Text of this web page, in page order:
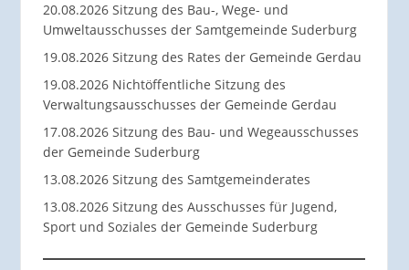
20.08.2026 Sitzung des Bau-, Wege- und
Umweltausschusses der Samtgemeinde Suderburg
19.08.2026 Sitzung des Rates der Gemeinde Gerdau
19.08.2026 Nichtöffentliche Sitzung des
Verwaltungsausschusses der Gemeinde Gerdau
17.08.2026 Sitzung des Bau- und Wegeausschusses
der Gemeinde Suderburg
13.08.2026 Sitzung des Samtgemeinderates
13.08.2026 Sitzung des Ausschusses für Jugend,
Sport und Soziales der Gemeinde Suderburg